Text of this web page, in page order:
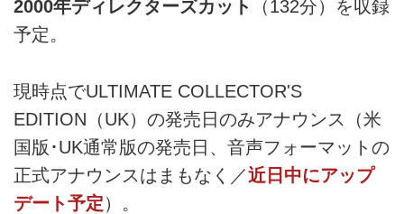
2000年ディレクターズカット
（132分）を収録
予定。
現時点でULTIMATE COLLECTOR'S
EDITION（UK）の発売日のみアナウンス（米
国版･UK通常版の発売日、音声フォーマットの
正式アナウンスはまもなく／近日中にアップ
デート予定）。